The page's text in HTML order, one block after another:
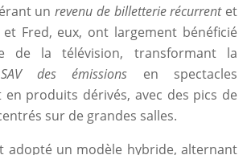
un revenu de billetterie récurrentet
Fred, eux, ont largement bénéficié
de la télévision, transformant la
SAV des émissions en spectacles
en produits dérivés, avec des pics de
sur de grandes salles.
adopté un modèle hybride, alternant